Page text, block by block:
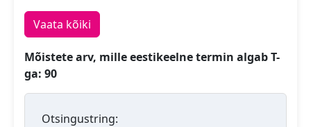
Vaata kõiki
Mõistete arv, mille eestikeelne termin algab T-
ga: 90
Otsingustring: